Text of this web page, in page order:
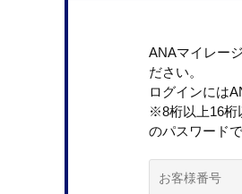
ANAマイレー
ださい。
ログインには
※8桁以上16桁
のパスワード